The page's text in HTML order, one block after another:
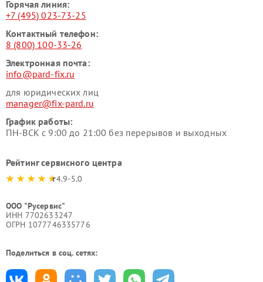
Горячая линия:
+7 (495) 023-73-25
Контактный телефон:
8 (800) 100-33-26
Электронная почта:
info@pard-fix.ru
для юридических лиц
manager@fix-pard.ru
График работы:
ПН-ВСК с 9:00 до 21:00 без перерывов и выходных
Рейтинг сервисного центра
4.9-5.0
ООО "Русервис"
ИНН 7702633247
ОГРН 1077746335776
Поделиться в соц. сетях: